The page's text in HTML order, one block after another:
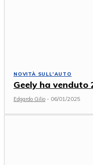
NOVITÀ SULL'AUTO
Geely ha venduto
Edgardo Gilio - 06/01/2025